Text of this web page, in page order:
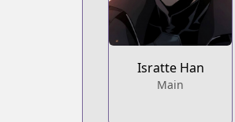
Isratte Han
Main